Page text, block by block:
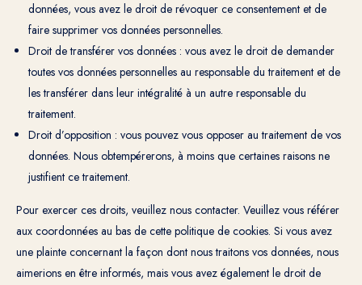
données, vous avez le droit de révoquer ce consentement et de
faire supprimer vos données personnelles.
Droit de transférer vos données : vous avez le droit de demander
toutes vos données personnelles au responsable du traitement et de
les transférer dans leur intégralité à un autre responsable du
traitement.
Droit d’opposition : vous pouvez vous opposer au traitement de vos
données. Nous obtempérerons, à moins que certaines raisons ne
justifient ce traitement.
Pour exercer ces droits, veuillez nous contacter. Veuillez vous référer
aux coordonnées au bas de cette politique de cookies. Si vous avez
une plainte concernant la façon dont nous traitons vos données, nous
aimerions en être informés, mais vous avez également le droit de